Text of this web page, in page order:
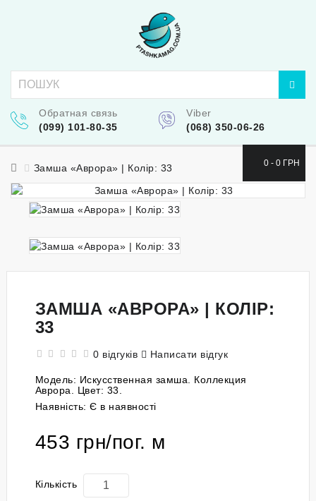
Обратная связь
(099) 101-80-35
Viber
(068) 350-06-26
0 - 0 ГРН
Замша «Аврора» | Колір: 33
ЗАМША «АВРОРА» | КОЛІР:
33
0 відгуків Написати відгук
Модель: Искусственная замша. Коллекция
Аврора. Цвет: 33.
Наявність: Є в наявності
453 грн/пог. м
Кількість